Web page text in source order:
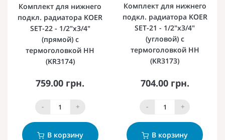
Комплект для нижнего
подкл. радиатора KOER
SET-22 - 1/2"x3/4"
(прямой) с
термоголовкой НН
(KR3174)
759.00 грн.
- +
В корзину
Комплект для нижнего
подкл. радиатора KOER
SET-21 - 1/2"x3/4"
(угловой) с
термоголовкой НН
(KR3173)
704.00 грн.
- +
В корзину